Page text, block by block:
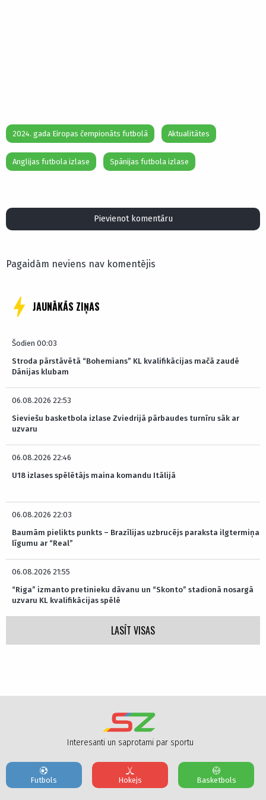
2024. gada Eiropas čempionāts futbolā Aktualitātes
Anglijas futbola izlase Spānijas futbola izlase
Pievienot komentāru
Pagaidām neviens nav komentējis
JAUNĀKĀS ZIŅAS
Šodien 00:03
Stroda pārstāvētā “Bohemians” KL kvalifikācijas mačā zaudē
Dānijas klubam
06.08.2026 22:53
Sieviešu basketbola izlase Zviedrijā pārbaudes turnīru sāk ar
uzvaru
06.08.2026 22:46
U18 izlases spēlētājs maina komandu Itālijā
06.08.2026 22:03
Baumām pielikts punkts – Brazīlijas uzbrucējs paraksta ilgtermiņa
līgumu ar “Real”
06.08.2026 21:55
“Riga” izmanto pretinieku dāvanu un “Skonto” stadionā nosargā
uzvaru KL kvalifikācijas spēlē
LASĪT VISAS
Interesanti un saprotami par sportu
Futbols Hokejs Basketbols